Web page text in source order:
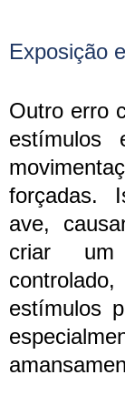
Exposição
Outro erro
estímulos
forçadas.
ave,
criar um
estímulos